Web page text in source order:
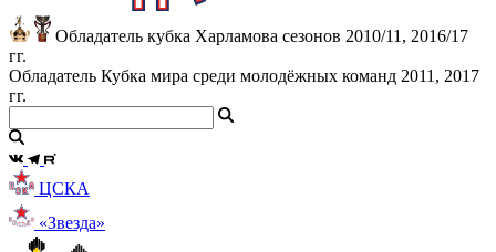
Обладатель кубка Харламова сезонов 2010/11, 2016/17
гг.
Обладатель Кубка мира среди молодёжных команд 2011, 2017
гг.
ЦСКА
«Звезда»